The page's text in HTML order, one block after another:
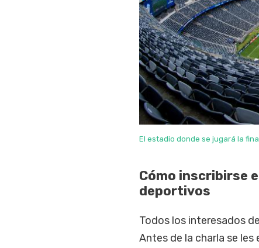
El estadio donde se jugará la
Cómo inscribirse
deportivos
Todos los interesados
Antes de la charla se les